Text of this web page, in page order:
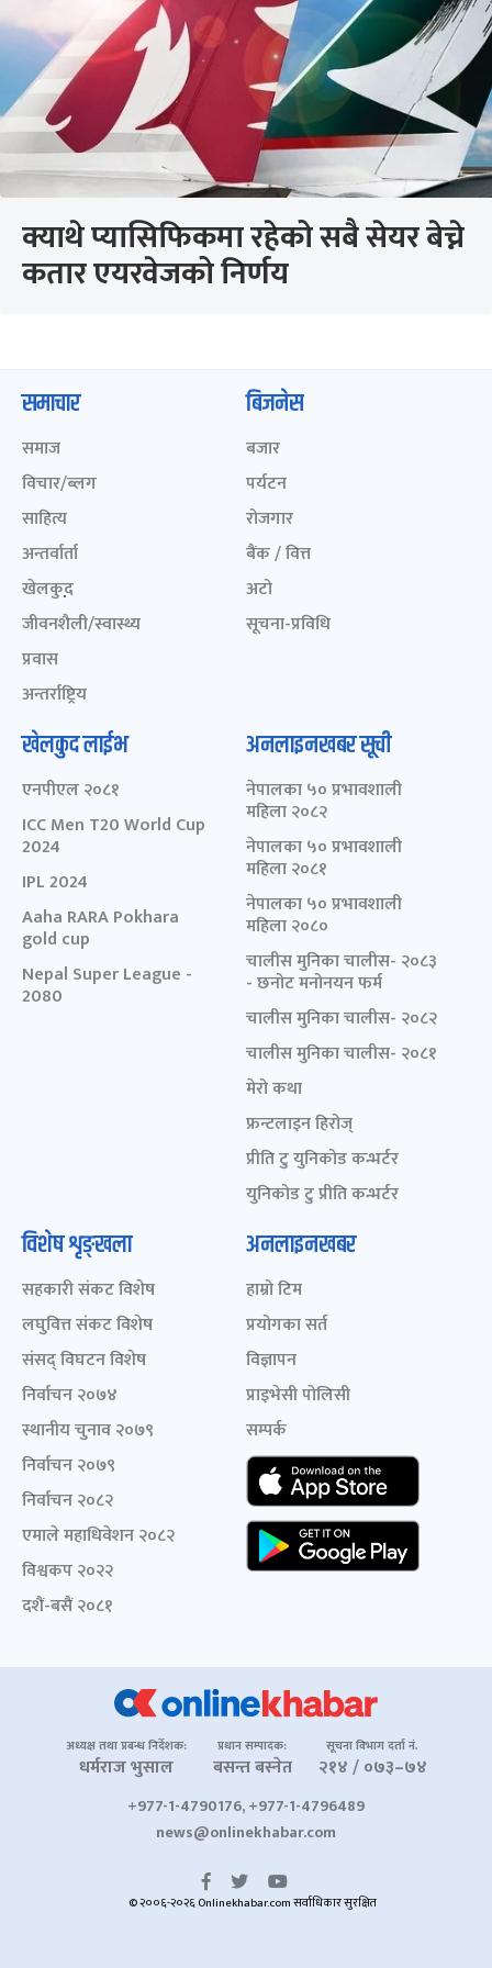
क्याथे प्यासिफिकमा रहेको सबै सेयर बेच्ने
कतार एयरवेजको निर्णय
समाचार
समाज
विचार/ब्लग
साहित्य
अन्तर्वार्ता
खेलकुद़़
जीवनशैली/स्वास्थ्य
प्रवास
अन्तर्राष्ट्रिय
बिजनेस
बजार
पर्यटन
रोजगार
बैंक / वित्त
अटो
सूचना-प्रविधि
खेलकुद लाईभ
एनपीएल २०८१
ICC Men T20 World Cup
2024
IPL 2024
Aaha RARA Pokhara
gold cup
Nepal Super League -
2080
अनलाइनखबर सूची
नेपालका ५० प्रभावशाली
महिला २०८२
नेपालका ५० प्रभावशाली
महिला २०८१
नेपालका ५० प्रभावशाली
महिला २०८०
चालीस मुनिका चालीस- २०८३
- छनोट मनोनयन फर्म
चालीस मुनिका चालीस- २०८२
चालीस मुनिका चालीस- २०८१
मेरो कथा
फ्रन्टलाइन हिरोज्
प्रीति टु युनिकोड कन्भर्टर
युनिकोड टु प्रीति कन्भर्टर
विशेष शृङ्खला
सहकारी संकट विशेष
लघुवित्त संकट विशेष
संसद् विघटन विशेष
निर्वाचन २०७४
स्थानीय चुनाव २०७९
निर्वाचन २०७९
निर्वाचन २०८२
एमाले महाधिवेशन २०८२
विश्वकप २०२२
दशैं-बसैं २०८१
अनलाइनखबर
हाम्रो टिम
प्रयोगका सर्त
विज्ञापन
प्राइभेसी पोलिसी
सम्पर्क
अध्यक्ष तथा प्रबन्ध निर्देशक:
धर्मराज भुसाल
प्रधान सम्पादक:
बसन्त बस्नेत
सूचना विभाग दर्ता नं.
२१४ / ०७३–७४
+977-1-4790176, +977-1-4796489
news@onlinekhabar.com
© २००६-२०२६ Onlinekhabar.com सर्वाधिकार सुरक्षित